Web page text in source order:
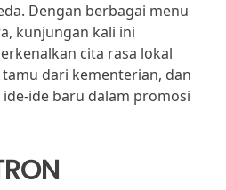
Dengan berbagai menu
kunjungan kali ini
cita rasa lokal
dari kementerian, dan
ide baru dalam promosi